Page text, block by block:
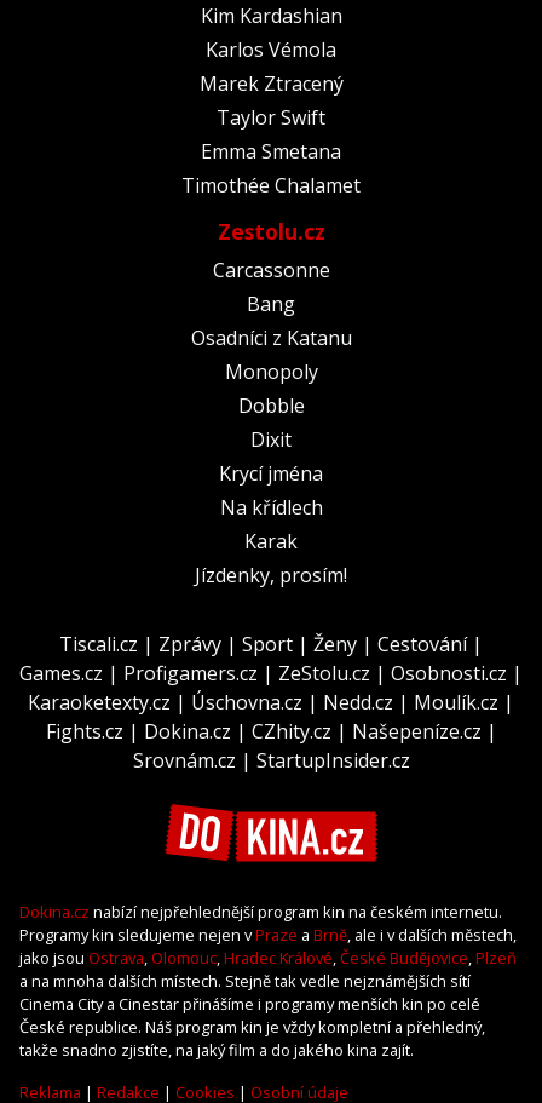
Kim Kardashian
Karlos Vémola
Marek Ztracený
Taylor Swift
Emma Smetana
Timothée Chalamet
Zestolu.cz
Carcassonne
Bang
Osadníci z Katanu
Monopoly
Dobble
Dixit
Krycí jména
Na křídlech
Karak
Jízdenky, prosím!
Tiscali.cz | Zprávy | Sport | Ženy | Cestování|
Games.cz | Profigamers.cz | ZeStolu.cz | Osobnosti.cz |
Karaoketexty.cz | Úschovna.cz | Nedd.cz | Moulík.cz |
Fights.cz | Dokina.cz | CZhity.cz | Našepeníze.cz |
Srovnám.cz | StartupInsider.cz
Dokina.cz nabízí nejpřehlednější program kin na českém internetu.
Programy kin sledujeme nejen vPraze a Brně, ale i v dalších městech,
jako jsou Ostrava, Olomouc,Hradec Králové,České Budějovice,Plzeň
a na mnoha dalších místech. Stejně tak vedle nejznámějších sítí
Cinema City a Cinestar přinášíme i programy menších kin po celé
České republice. Náš program kin je vždy kompletní a přehledný,
takže snadno zjistíte, na jaký film a do jakého kina zajít.
Reklama | Redakce | Cookies | Osobní údaje